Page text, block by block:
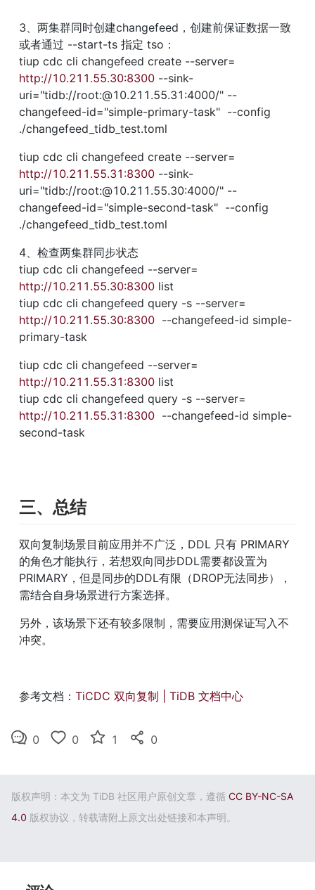
3、两集群同时创建changefeed，创建前保证数据一致
或者通过 --start-ts 指定 tso：
tiup cdc cli changefeed create --server=
http://10.211.55.30:8300 --sink-
uri="tidb://root:@10.211.55.31:4000/" --
changefeed-id="simple-primary-task"  --config
./changefeed_tidb_test.toml
tiup cdc cli changefeed create --server=
http://10.211.55.31:8300 --sink-
uri="tidb://root:@10.211.55.30:4000/" --
changefeed-id="simple-second-task"  --config
./changefeed_tidb_test.toml
4、检查两集群同步状态
tiup cdc cli changefeed --server=
http://10.211.55.30:8300 list
tiup cdc cli changefeed query -s --server=
http://10.211.55.30:8300
  --changefeed-id simple-
primary-task
tiup cdc cli changefeed --server=
http://10.211.55.31:8300 list
tiup cdc cli changefeed query -s --server=
http://10.211.55.31:8300
  --changefeed-id simple-
second-task
三、总结
双向复制场景目前应用并不广泛，DDL 只有 PRIMARY
的角色才能执行，若想双向同步DDL需要都设置为
PRIMARY，但是同步的DDL有限（DROP无法同步），
需结合自身场景进行方案选择。
另外，该场景下还有较多限制，需要应用测保证写入不
冲突。
参考文档： TiCDC 双向复制 | TiDB 文档中心
0 0 1 0
版权声明：本文为 TiDB 社区用户原创文章，遵循 CC BY-NC-SA
4.0 版权协议，转载请附上原文出处链接和本声明。